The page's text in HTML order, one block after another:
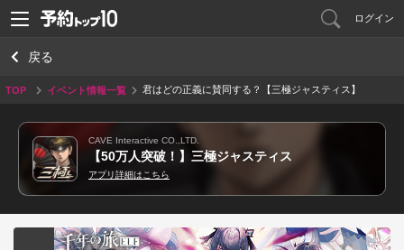
ログイン
戻る
TOP イベント情報一覧
君はどの正義に賛同する？【三極ジャスティス】
CAVE Interactive CO.,LTD.
【50万人突破！】三極ジャスティス
アプリ詳細はこちら